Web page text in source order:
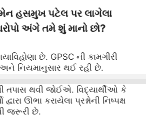
હસમુખ પટેલ પર લાગેલા
અંગે તમે શું માનો છો?
છે. GPSC ની કામગીરી
અને નિયમાનુસાર થઈ રહી છે.
તપાસ થવી જોઈએ. વિદ્યાર્થીઓ કે
દ્વારા ઊભા કરાયેલા પ્રશ્નોની નિષ્પક્ષ
જરૂરી છે.